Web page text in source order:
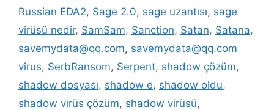
Russian EDA2, Sage 2.0, sage uzantısı, sage
virüsü nedir, SamSam, Sanction, Satan, Satana,
savemydata@qq.com, savemydata@qq.com
virus, SerbRansom, Serpent, shadow çözüm,
shadow dosyası, shadow e, shadow oldu,
shadow virüs çözüm, shadow virüsü,